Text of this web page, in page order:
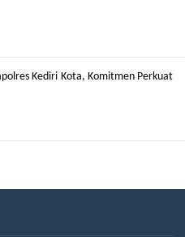
Kediri Kota, Komitmen Perkuat